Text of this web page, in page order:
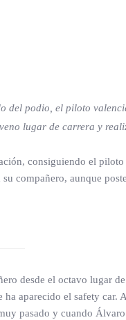
podio, el piloto
lugar de carrera y
consiguiendo el
compañero, aunque
desde el octavo lugar
aparecido el safety
pasado y cuando